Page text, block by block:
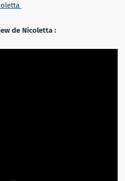
de Nicoletta :